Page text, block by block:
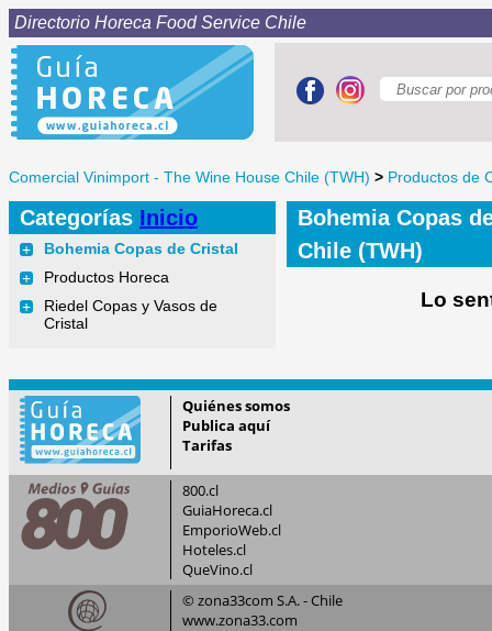
Directorio Horeca Food Service Chile
Comercial Vinimport - The Wine House Chile (TWH) > Productos de
Categorías Inicio
+
Bohemia Copas de Cristal
+
Productos Horeca
+
Riedel Copas y Vasos de
Cristal
Bohemia Copas
Chile (TWH)
Lo
Quiénes somos
Publica aquí
Tarifas
800.cl
GuiaHoreca.cl
EmporioWeb.cl
Hoteles.cl
QueVino.cl
© zona33com S.A. - Chile
www.zona33.com